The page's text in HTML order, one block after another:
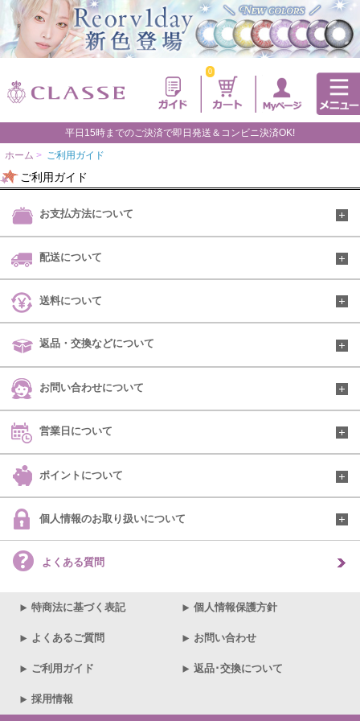
0
平日15時までのご決済で即日発送＆コンビニ決済OK!
ホーム > ご利用ガイド
ご利用ガイド
お支払方法について
配送について
送料について
返品・交換などについて
お問い合わせについて
営業日について
ポイントについて
個人情報のお取り扱いについて
よくある質問
特商法に基づく表記 個人情報保護方針
よくあるご質問 お問い合わせ
ご利用ガイド 返品･交換について
採用情報